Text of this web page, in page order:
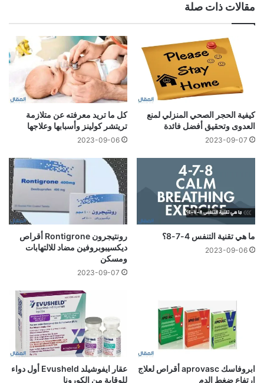
مقالات ذات صلة
كيفية الحجر الصحي المنزلي لمنع
العدوى وتحقيق أفضل فائدة
2023-09-07
كل ما تريد معرفته عن متلازمة
تريتشر كولينز وأسبابها وعلاجها
2023-09-06
ما هي تقنية التنفس 4-7-8؟
2023-09-06
رونتيجرون Rontigrone أقراص
ديكسيبوبروفين مضاد للالتهابات
ومسكن
2023-09-07
ابروفاسك aprovasc أقراص لعلاج
ارتفاع ضغط الدم
عقار ايفوشيلد Evusheld أول دواء
للوقاية من الكورونا